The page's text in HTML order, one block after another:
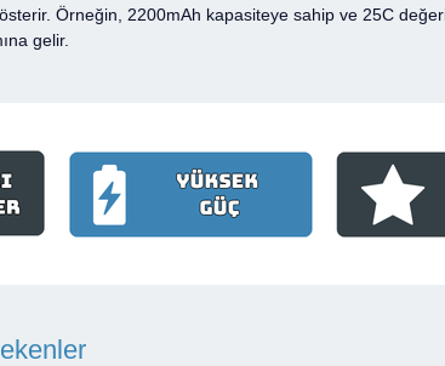
Örneğin, 2200mAh kapasiteye sahip ve 25C
gelir.